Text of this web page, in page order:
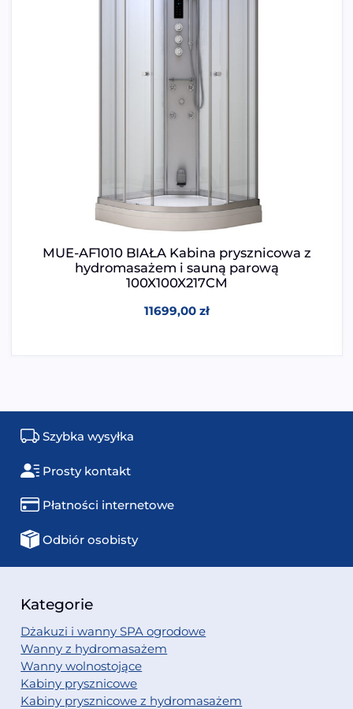
MUE-AF1010 BIAŁA Kabina prysznicowa z
hydromasażem i sauną parową
100X100X217CM
11699,00 zł
Szybka wysyłka
Prosty kontakt
Płatności internetowe
Odbiór osobisty
Kategorie
Dżakuzi i wanny SPA ogrodowe
Wanny z hydromasażem
Wanny wolnostojące
Kabiny prysznicowe
Kabiny prysznicowe z hydromasażem